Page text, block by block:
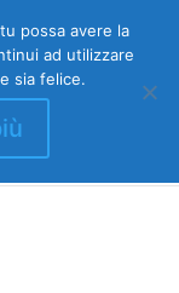
possa avere la
ad utilizzare
sia felice.